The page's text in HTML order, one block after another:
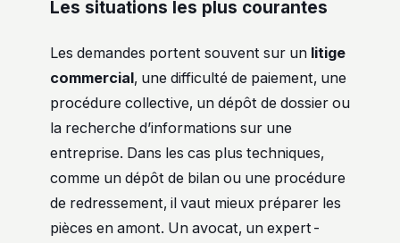
Les situations les plus courantes
Les demandes portent souvent sur un litige
commercial, une difficulté de paiement, une
procédure collective, un dépôt de dossier ou
la recherche d’informations sur une
entreprise. Dans les cas plus techniques,
comme un dépôt de bilan ou une procédure
de redressement, il vaut mieux préparer les
pièces en amont. Un avocat, un expert-